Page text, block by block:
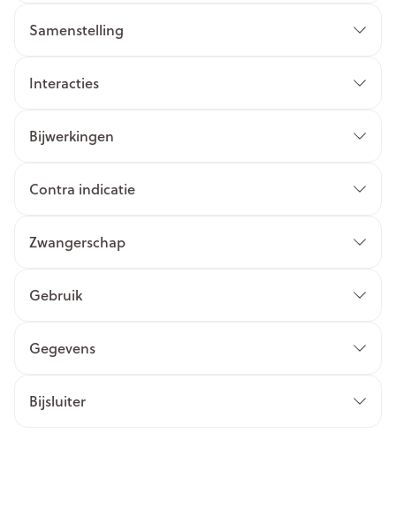
Samenstelling
Interacties
Bijwerkingen
Contra indicatie
Zwangerschap
Gebruik
Gegevens
Bijsluiter